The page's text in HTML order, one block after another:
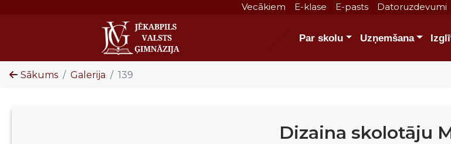
Vecākiem E-klase E-pasts Datoruzdevumi
Par skolu Uzņemšana
Sākums Galerija 139
Dizaina skolotāju